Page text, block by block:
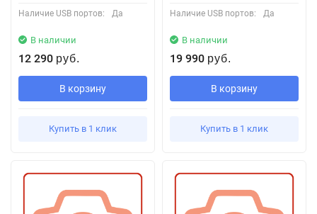
Наличие USB портов: Да
В наличии
12 290 руб.
В корзину
Купить в 1 клик
Наличие USB портов: Да
В наличии
19 990 руб.
В корзину
Купить в 1 клик